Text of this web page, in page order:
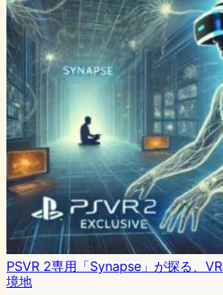
PSVR 2専用「Synapse」が探る、
境地